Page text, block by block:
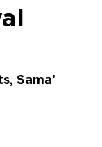
Sama’